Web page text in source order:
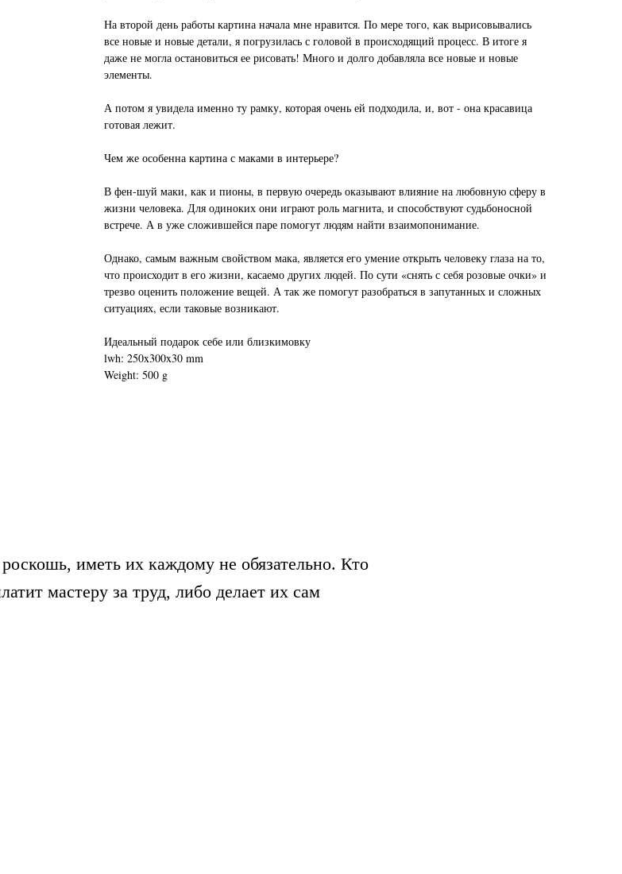
На второй день работы картина начала мне нравится. По мере того, как вырисовывались
все новые и новые детали, я погрузилась с головой в происходящий процесс. В итоге я
даже не могла остановиться ее рисовать! Много и долго добавляла все новые и новые
элементы.
А потом я увидела именно ту рамку, которая очень ей подходила, и, вот - она красавица
готовая лежит.
Чем же особенна картина с маками в интерьере?
В фен-шуй маки, как и пионы, в первую очередь оказывают влияние на любовную сферу в
жизни человека. Для одиноких они играют роль магнита, и способствуют судьбоносной
встрече. А в уже сложившейся паре помогут людям найти взаимопонимание.
Однако, самым важным свойством мака, является его умение открыть человеку глаза на то,
что происходит в его жизни, касаемо других людей. По сути «снять с себя розовые очки» и
трезво оценить положение вещей. А так же помогут разобраться в запутанных и сложных
ситуациях, если таковые возникают.
Идеальный подарок себе или близкимовку
lwh: 250x300x30 mm
Weight: 500 g
иметь их каждому не обязательно. Кто
мастеру за труд, либо делает их сам